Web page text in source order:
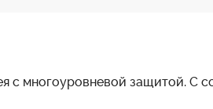
с многоуровневой защитой.